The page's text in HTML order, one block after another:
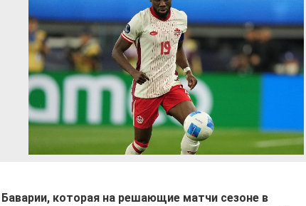
которая на решающие матчи сезоне в